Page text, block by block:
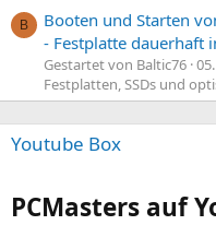
B
Booten und Starten
- Festplatte dauerhaft
Gestartet von Baltic76
Festplatten, SSDs und
Youtube Box
PCMasters auf